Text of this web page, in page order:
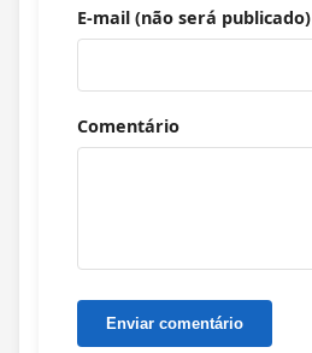
E-mail (não será publicado)
Comentário